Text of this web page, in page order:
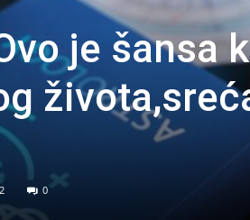
je šansa
0